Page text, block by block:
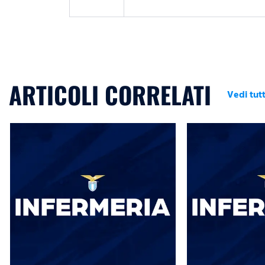
ARTICOLI CORRELATI Vedi